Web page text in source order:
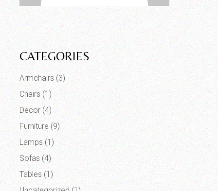
CATEGORIES
Armchairs(3)
Chairs(1)
Decor(4)
Furniture(9)
Lamps(1)
Sofas(4)
Tables(1)